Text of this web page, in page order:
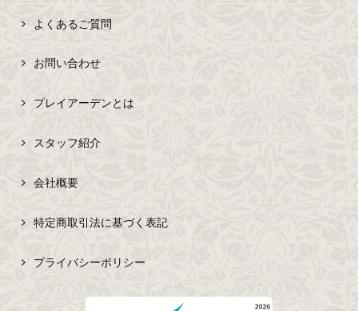
よくあるご質問
お問い合わせ
プレイアーデンとは
スタッフ紹介
会社概要
特定商取引法に基づく表記
プライバシーポリシー